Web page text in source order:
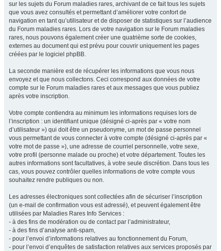
sur les sujets du Forum maladies rares, archivant de ce fait tous les sujets
que vous avez consultés et permettant d’améliorer votre confort de
navigation en tant qu’utilisateur et de disposer de statistiques sur l’audience
du Forum maladies rares. Lors de votre navigation sur le Forum maladies
rares, nous pouvons également créer une quatrième sorte de cookies,
externes au document qui est prévu pour couvrir uniquement les pages
créées par le logiciel phpBB.
La seconde manière est de récupérer les informations que vous nous
envoyez et que nous collectons. Ceci correspond aux données de votre
compte sur le Forum maladies rares et aux messages que vous publiez
après votre inscription.
Votre compte contiendra au minimum les informations requises lors de
l’inscription : un identifiant unique (désigné ci-après par « votre nom
d’utilisateur ») qui doit être un pseudonyme, un mot de passe personnel
vous permettant de vous connecter à votre compte (désigné ci-après par «
votre mot de passe »), une adresse de courriel personnelle, votre sexe,
votre profil (personne malade ou proche) et votre département. Toutes les
autres informations sont facultatives, à votre seule discrétion. Dans tous les
cas, vous pouvez contrôler quelles informations de votre compte vous
souhaitez rendre publiques ou non.
Les adresses électroniques sont collectées afin de sécuriser l’inscription
(un e-mail de confirmation vous est adressé), et peuvent également être
utilisées par Maladies Rares Info Services :
- à des fins de modération ou de contact par l’administrateur,
- à des fins d’analyse anti-spam,
- pour l’envoi d’informations relatives au fonctionnement du Forum,
- pour l’envoi d’enquêtes de satisfaction relatives aux services proposés par